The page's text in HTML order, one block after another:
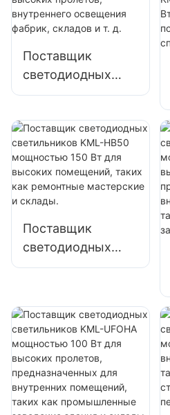
пролетов,
внутреннего
освещения
фабрик, складов и
Поставщик
светодиодных
светильников
мощностью 100
Вт для высоких
пролетов,
внутреннего
освещения
фабрик, складов и
т. д.
Поставщик
светодиодных
светильников
мощностью 150
Вт для высоких
помещений, таких
как ремонтные
мастерские и
склады.